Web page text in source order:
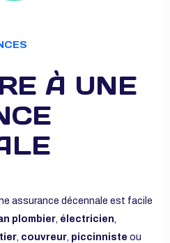
À UNE
assurance décennale est facile
plombier électricien
couvreur piccinniste ou